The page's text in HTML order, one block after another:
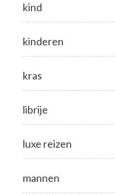
kind
kinderen
kras
librije
luxe reizen
mannen